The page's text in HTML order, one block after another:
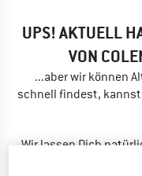
UPS! AKTUELL
VON
...aber wir können
schnell findest, kannst
Wir lassen Dich